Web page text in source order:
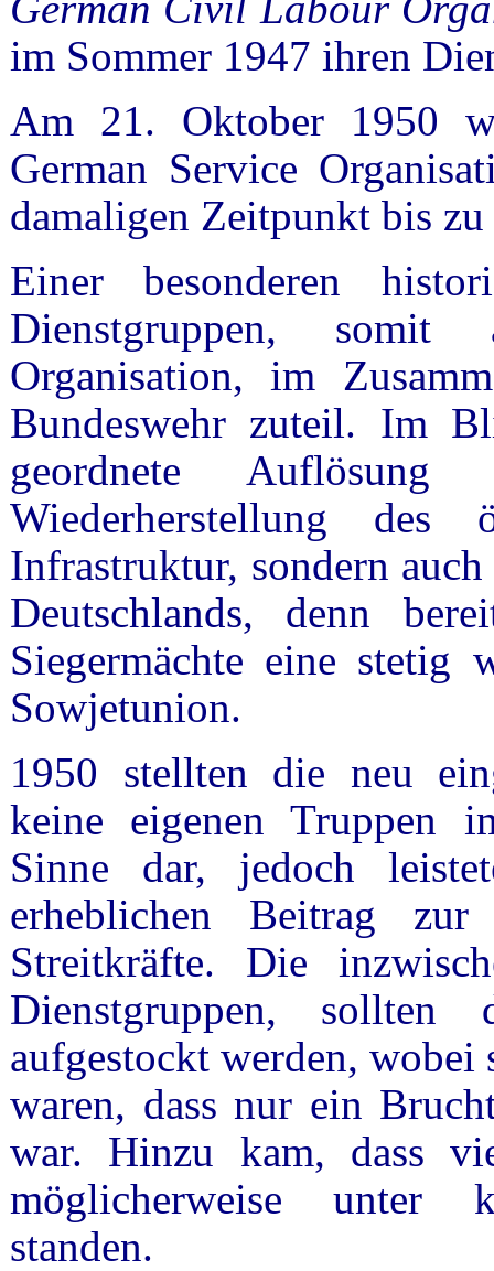
im Sommer 1947 ihren
Am 21. Oktober 1950
German Service
damaligen Zeitpunkt bis
Einer besonderen
Dienstgruppen,
Organisation, im
Bundeswehr zuteil. Im
geordnete
Wiederherstellung
Infrastruktur, sondern
Deutschlands, denn
Siegermächte eine stetig
Sowjetunion.
1950 stellten die neu
keine eigenen Truppen
Sinne dar, jedoch
erheblichen Beitrag
Streitkräfte. Die
Dienstgruppen,
aufgestockt werden,
waren, dass nur ein
war. Hinzu kam, dass
möglicherweise unter
standen.